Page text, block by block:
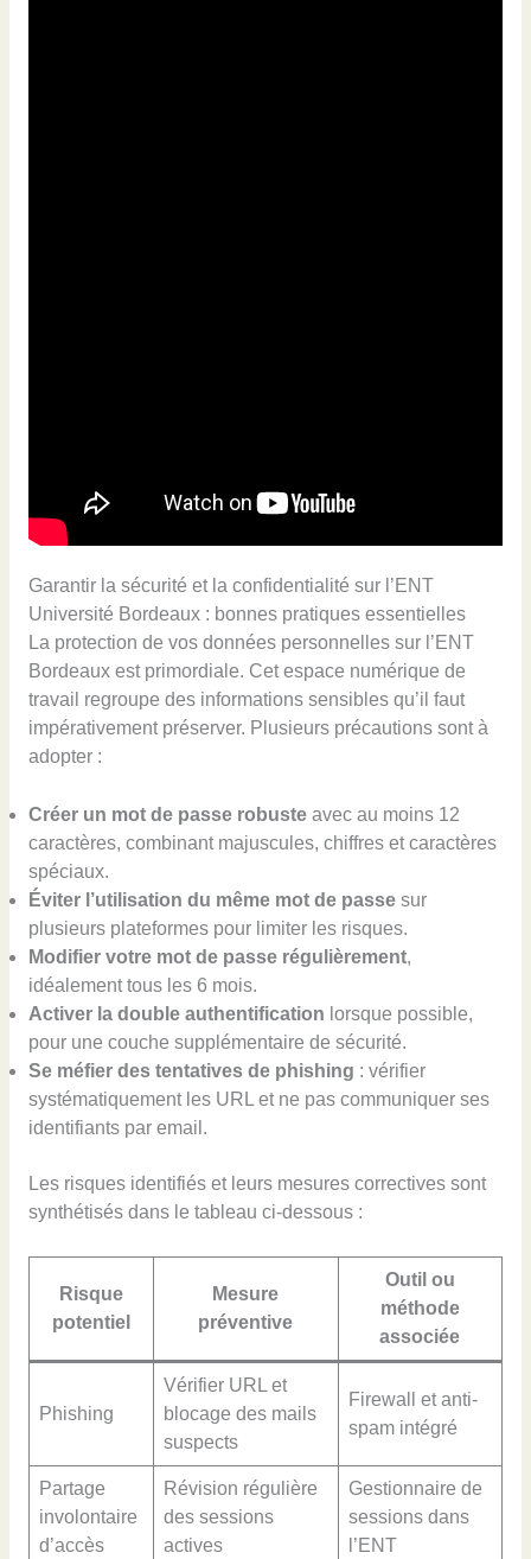
Garantir la sécurité et la confidentialité sur l’ENT
Université Bordeaux : bonnes pratiques essentielles
La protection de vos données personnelles sur l’ENT
Bordeaux est primordiale. Cet espace numérique de
travail regroupe des informations sensibles qu’il faut
impérativement préserver. Plusieurs précautions sont à
adopter :
Créer un mot de passe robusteavec au moins 12
caractères, combinant majuscules, chiffres et caractères
spéciaux.
Éviter l’utilisation du même mot de passesur
plusieurs plateformes pour limiter les risques.
Modifier votre mot de passe régulièrement,
idéalement tous les 6 mois.
Activer la double authentification lorsque possible,
pour une couche supplémentaire de sécurité.
Se méfier des tentatives de phishing : vérifier
systématiquement les URL et ne pas communiquer ses
identifiants par email.
Les risques identifiés et leurs mesures correctives sont
synthétisés dans le tableau ci-dessous :
Risque
potentiel
Mesure
préventive
Outil ou
méthode
associée
Phishing
Vérifier URL et
blocage des mails
suspects
Firewall et anti-
spam intégré
Partage
involontaire
d’accès
Révision régulière
des sessions
actives
Gestionnaire de
sessions dans
l’ENT